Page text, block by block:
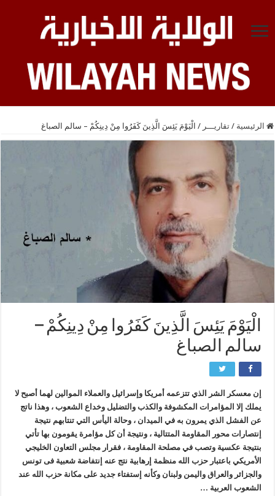
الرئيسية / تقاريـــر / الْيَوْمَ يَئِسَ الَّذِينَ كَفَرُوا مِنْ دِينِكُمْ – سالم الصباغ
الْيَوْمَ يَئِسَ الَّذِينَ كَفَرُوا مِنْ دِينِكُمْ –
سالم الصباغ
إن معسكر الشر الذي تتزعمه أمريكا وإسرائيل والعملاء الموالين لهما أصبح لا
يملك إلا المؤامرات المكشوفة والكذب والتضليل وخداع الشعوب ، وهذا ناتج
عن الفشل الذي يمرون به في الميدان ، وحالة اليأس التي تنتابهم نتيجة
إنتصارات محور المقاومة المتتالية ، ونتيجة أن كل مؤامرة يقومون بها تأتي
بنتيجة عكسية وتصب في مصلحة المقاومة ، فقرار مجلس التعاون الخليجي
الأمريكي باعتبار حزب الله منظمة إرهابية نتج عنه إنتفاضة شعبية فى تونس
والجزائر والعراق واليمن ولبنان وكأنه إستفتاء جديد على مكانة حزب الله عند
الشعوب العربية …